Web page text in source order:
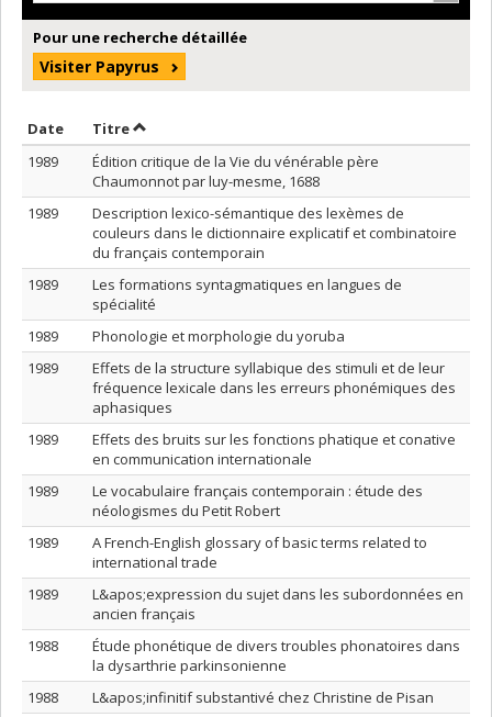
Pour une recherche détaillée
Visiter Papyrus
Date Trier par date en ordre croissant
TitreTrier par titre en ordre croissant
1989
Édition critique de la Vie du vénérable père
Chaumonnot par luy-mesme, 1688
1989
Description lexico-sémantique des lexèmes de
couleurs dans le dictionnaire explicatif et combinatoire
du français contemporain
1989
Les formations syntagmatiques en langues de
spécialité
1989
Phonologie et morphologie du yoruba
1989
Effets de la structure syllabique des stimuli et de leur
fréquence lexicale dans les erreurs phonémiques des
aphasiques
1989
Effets des bruits sur les fonctions phatique et conative
en communication internationale
1989
Le vocabulaire français contemporain : étude des
néologismes du Petit Robert
1989
A French-English glossary of basic terms related to
international trade
1989
L&apos;expression du sujet dans les subordonnées en
ancien français
1988
Étude phonétique de divers troubles phonatoires dans
la dysarthrie parkinsonienne
1988
L&apos;infinitif substantivé chez Christine de Pisan